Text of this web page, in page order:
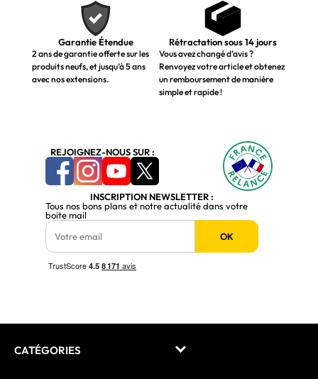
Garantie Étendue
2 ans de garantie offerte sur les
produits neufs, et jusqu’à 5 ans
avec nos extensions.
Rétractation sous 14 jours
Vous avez changé d’avis ?
Renvoyez votre article et obtenez
un remboursement de manière
simple et rapide !
REJOIGNEZ-NOUS SUR :
INSCRIPTION NEWSLETTER :
Tous nos bons plans et notre actualité dans votre
boite mail
OK
CATÉGORIES